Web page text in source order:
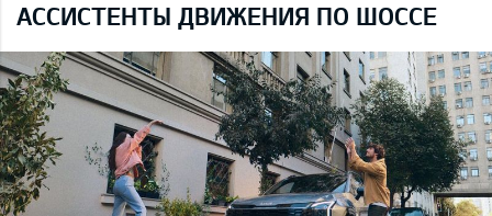
АССИСТЕНТЫ ДВИЖЕНИЯ ПО ШОССЕ